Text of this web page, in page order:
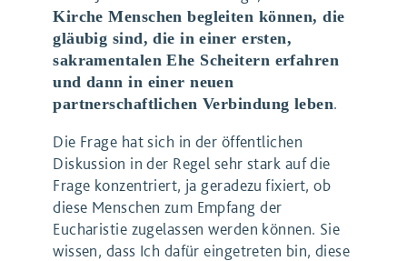
Kirche Menschen begleiten können, die
gläubig sind, die in einer ersten,
sakramentalen Ehe Scheitern erfahren
und dann in einer neuen
partnerschaftlichen Verbindung leben.
Die Frage hat sich in der öffentlichen
Diskussion in der Regel sehr stark auf die
Frage konzentriert, ja geradezu fixiert, ob
diese Menschen zum Empfang der
Eucharistie zugelassen werden können. Sie
wissen, dass Ich dafür eingetreten bin, diese